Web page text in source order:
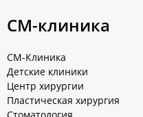
СМ-клиника
СМ-Клиника
Детские клиники
Центр хирургии
Пластическая хирургия
Стоматология